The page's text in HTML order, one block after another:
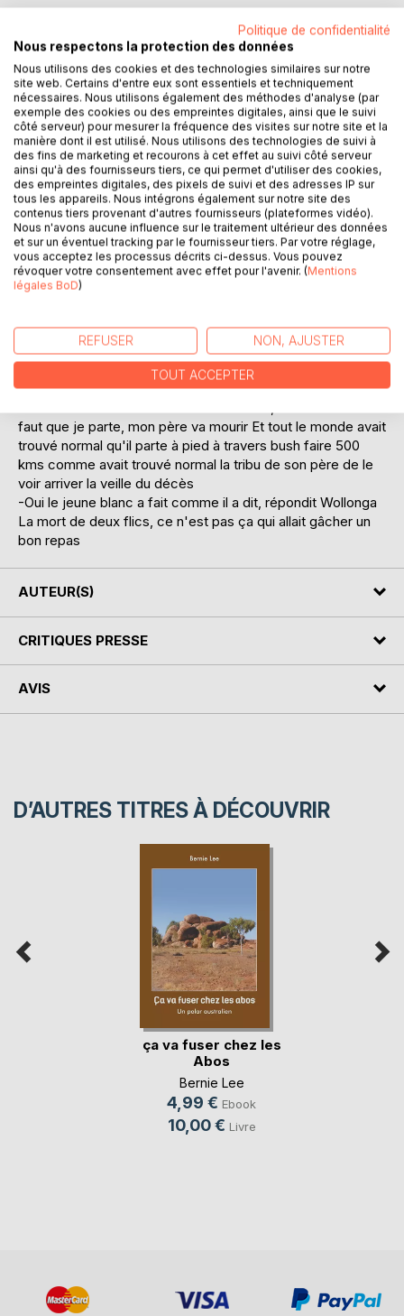
Laisser un avis
DESCRIPTION
L'Australie vous connaissez? le Paradis du surf, des opales,
des immensités désertiques... Oui c'est ça aussi, mais il y a
le bush, les aborigènes, le désert, et les coups fourrés
comme partout
- Le jeune blanc a fait comme il a dit.
C'était plus une affirmation qu'une question : il savait. les
aborigènes fonctionnent par transmission de pensées. Un
jour Warieda, l'oncle de Wollonga s'était levé alors qu'ils
faut que je parte, mon père va mourir Et tout le monde avait
trouvé normal qu'il parte à pied à travers bush faire 500
kms comme avait trouvé normal la tribu de son père de le
voir arriver la veille du décès
-Oui le jeune blanc a fait comme il a dit, répondit Wollonga
La mort de deux flics, ce n'est pas ça qui allait gâcher un
bon repas
AUTEUR(S)
CRITIQUES PRESSE
AVIS
D’AUTRES TITRES À DÉCOUVRIR
ça va fuser chez les
Abos
Bernie Lee
4,99 € Ebook
10,00 € Livre
Politique de confidentialité
Nous respectons la protection des données
Nous utilisons des cookies et des technologies similaires sur notre
site web. Certains d'entre eux sont essentiels et techniquement
nécessaires. Nous utilisons également des méthodes d'analyse (par
exemple des cookies ou des empreintes digitales, ainsi que le suivi
côté serveur) pour mesurer la fréquence des visites sur notre site et la
manière dont il est utilisé. Nous utilisons des technologies de suivi à
des fins de marketing et recourons à cet effet au suivi côté serveur
ainsi qu'à des fournisseurs tiers, ce qui permet d'utiliser des cookies,
des empreintes digitales, des pixels de suivi et des adresses IP sur
tous les appareils. Nous intégrons également sur notre site des
contenus tiers provenant d'autres fournisseurs (plateformes vidéo).
Nous n'avons aucune influence sur le traitement ultérieur des données
et sur un éventuel tracking par le fournisseur tiers. Par votre réglage,
vous acceptez les processus décrits ci-dessus. Vous pouvez
révoquer votre consentement avec effet pour l'avenir. (Mentions
légales BoD)
REFUSER NON, AJUSTER
TOUT ACCEPTER